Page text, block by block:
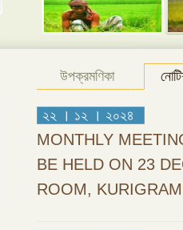
উপক্রমণিকা
২২ । ১২ । ২০২৪
MONTHLY
BE HELD ON 23
ROOM, KURIGRAM